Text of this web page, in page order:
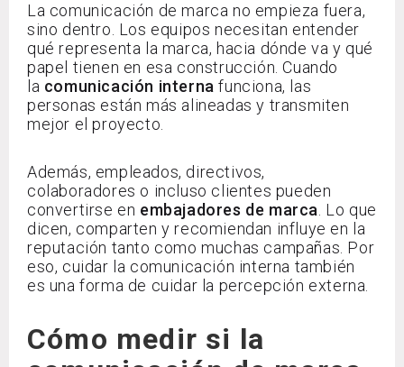
La comunicación de marca no empieza fuera,
sino dentro. Los equipos necesitan entender
qué representa la marca, hacia dónde va y qué
papel tienen en esa construcción. Cuando
la comunicación interna funciona, las
personas están más alineadas y transmiten
mejor el proyecto.
Además, empleados, directivos,
colaboradores o incluso clientes pueden
convertirse en embajadores de marca . Lo que
dicen, comparten y recomiendan influye en la
reputación tanto como muchas campañas. Por
eso, cuidar la comunicación interna también
es una forma de cuidar la percepción externa.
Cómo medir si la